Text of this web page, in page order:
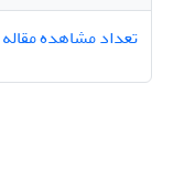
تعداد مشاهده مقاله